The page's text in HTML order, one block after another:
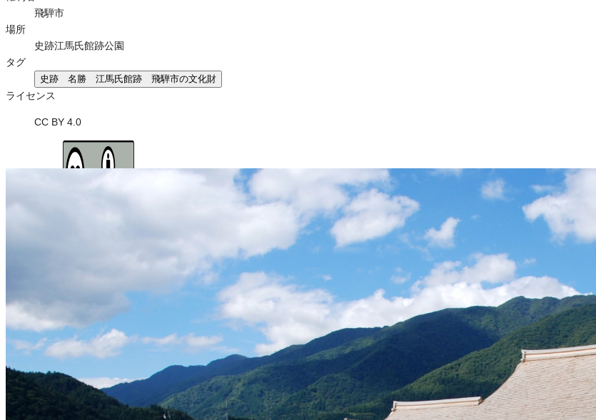
飛騨市
場所
史跡江馬氏館跡公園
タグ
史跡 名勝 江馬氏館跡 飛騨市の文化財
ライセンス
CC BY 4.0
ダウンロード
この画像は、営利・非営利を問わずご利用いただけます。トリミング・色変更などの改変も可能です。クレジット表記は必須です。
※本サイトの も適用されます。
営利利用